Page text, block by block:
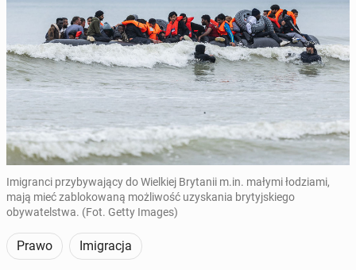
Imigranci przybywający do Wielkiej Brytanii m.in. małymi łodziami,
mają mieć zablokowaną możliwość uzyskania brytyjskiego
obywatelstwa. (Fot. Getty Images)
Prawo Imigracja